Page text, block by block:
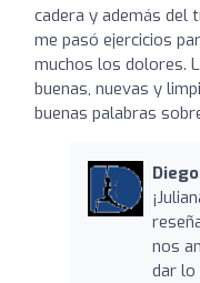
cadera y además del
me pasó ejercicios
muchos los dolores.
buenas, nuevas y
buenas palabras
nos
dar lo